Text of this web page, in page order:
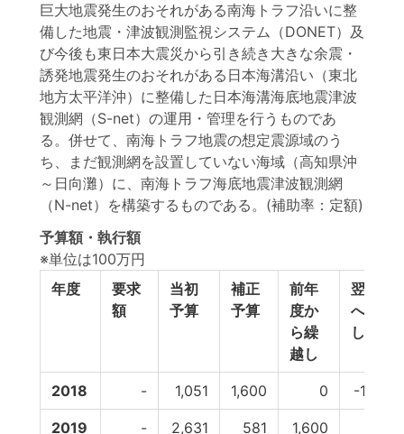
巨大地震発生のおそれがある南海トラフ沿いに整
備した地震・津波観測監視システム（DONET）及
び今後も東日本大震災から引き続き大きな余震・
誘発地震発生のおそれがある日本海溝沿い（東北
地方太平洋沖）に整備した日本海溝海底地震津波
観測網（S-net）の運用・管理を行うものであ
る。併せて、南海トラフ地震の想定震源域のう
ち、まだ観測網を設置していない海域（高知県沖
～日向灘）に、南海トラフ海底地震津波観測網
（N-net）を構築するものである。(補助率：定額)
予算額・執行額
※単位は100万円
年度
要求
額
当初
予算
補正
予算
前年
度か
ら繰
越し
翌年度
へ繰越
し
2018 - 1,051 1,600 0 -1,600
2019 - 2,631 581 1,600